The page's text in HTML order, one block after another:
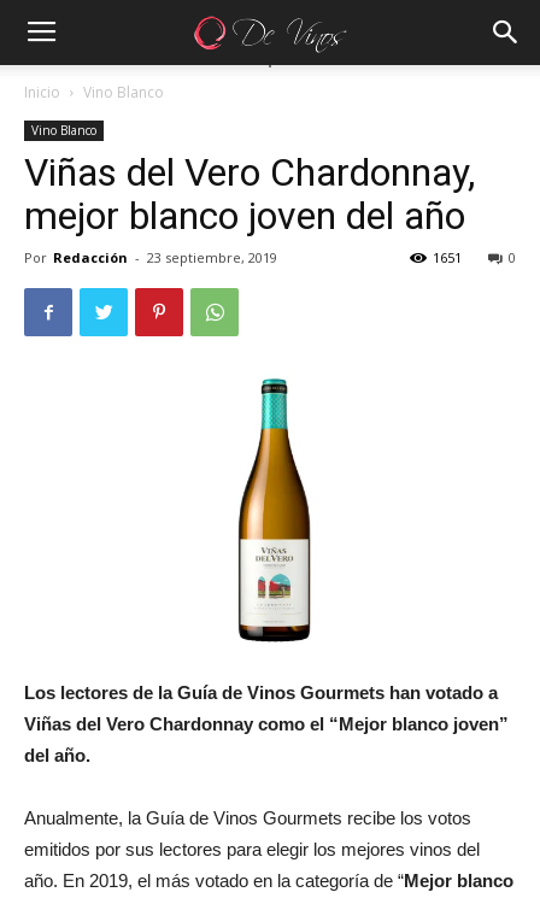
Inicio Vino Blanco
Vino Blanco
Viñas del Vero Chardonnay,
mejor blanco joven del año
Por Redacción - 23 septiembre, 2019 0
1651
Los lectores de la Guía de Vinos Gourmets han votado a
Viñas del Vero Chardonnay como el “Mejor blanco joven”
del año.
Anualmente, la Guía de Vinos Gourmets recibe los votos
emitidos por sus lectores para elegir los mejores vinos del
año. En 2019, el más votado en la categoría de “Mejor blanco